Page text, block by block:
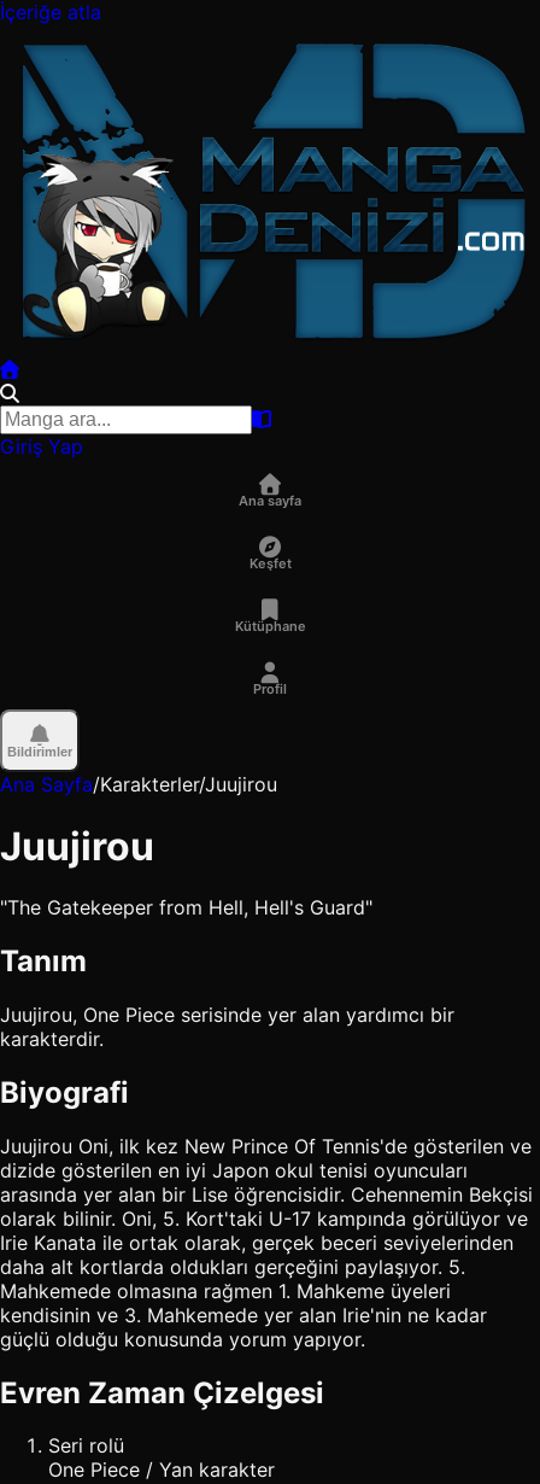
İçeriğe atla
Giriş Yap
Ana sayfa
Keşfet
Kütüphane
Profil
Bildirimler
Ana Sayfa/Karakterler/Juujirou
Juujirou
"The Gatekeeper from Hell, Hell's Guard"
Tanım
Juujirou, One Piece serisinde yer alan yardımcı bir
karakterdir.
Biyografi
Juujirou Oni, ilk kez New Prince Of Tennis'de gösterilen ve
dizide gösterilen en iyi Japon okul tenisi oyuncuları
arasında yer alan bir Lise öğrencisidir. Cehennemin Bekçisi
olarak bilinir. Oni, 5. Kort'taki U-17 kampında görülüyor ve
Irie Kanata ile ortak olarak, gerçek beceri seviyelerinden
daha alt kortlarda oldukları gerçeğini paylaşıyor. 5.
Mahkemede olmasına rağmen 1. Mahkeme üyeleri
kendisinin ve 3. Mahkemede yer alan Irie'nin ne kadar
güçlü olduğu konusunda yorum yapıyor.
Evren Zaman Çizelgesi
Seri rolü
One Piece / Yan karakter